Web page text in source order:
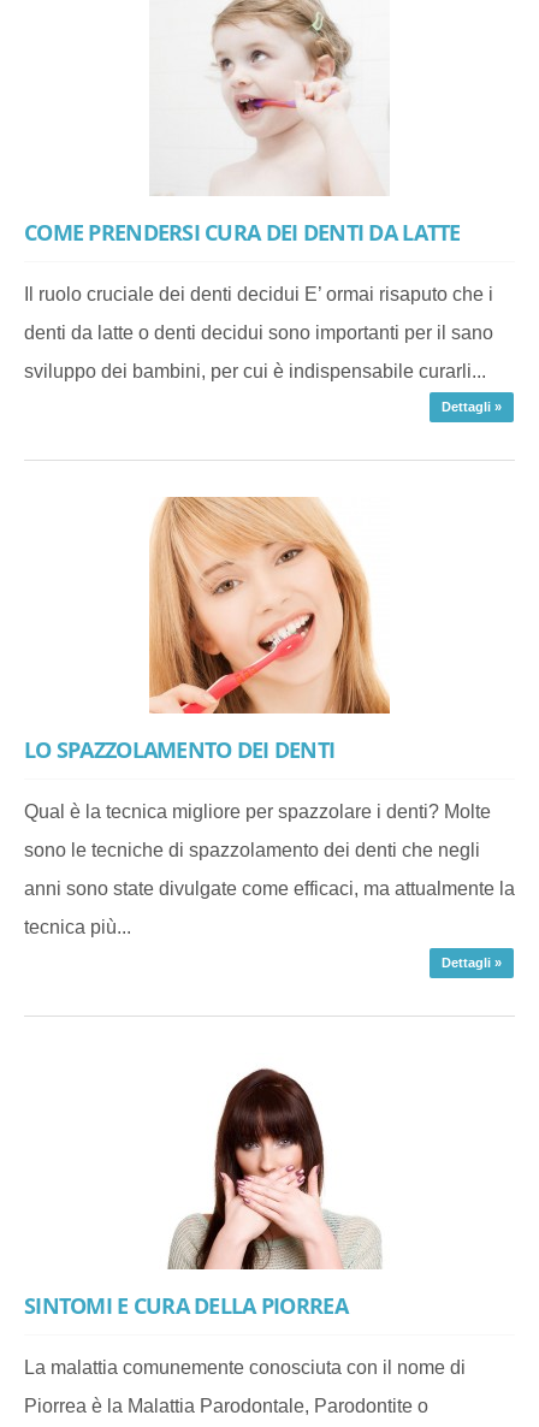
COME PRENDERSI CURA DEI DENTI DA LATTE
Il ruolo cruciale dei denti decidui E’ ormai risaputo che i
denti da latte o denti decidui sono importanti per il sano
sviluppo dei bambini, per cui è indispensabile curarli...
Dettagli »
LO SPAZZOLAMENTO DEI DENTI
Qual è la tecnica migliore per spazzolare i denti? Molte
sono le tecniche di spazzolamento dei denti che negli
anni sono state divulgate come efficaci, ma attualmente la
tecnica più...
Dettagli »
SINTOMI E CURA DELLA PIORREA
La malattia comunemente conosciuta con il nome di
Piorrea è la Malattia Parodontale, Parodontite o